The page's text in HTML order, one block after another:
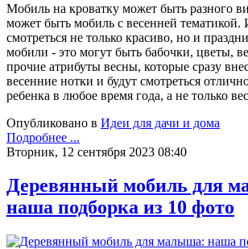
Мобиль на кроватку может быть разного
может быть мобиль с весенней тематикой.
смотреться не только красиво, но и
мобили - это могут быть бабочки, цветы,
прочие атрибуты весны, которые сразу
весенние нотки и будут смотреться
ребенка в любое время года, а не только
Опубликовано в Идеи для дачи и дома
Подробнее ...
Вторник, 12 сентября 2023 08:40
Деревянный мобиль для
наша подборка из 10 фото